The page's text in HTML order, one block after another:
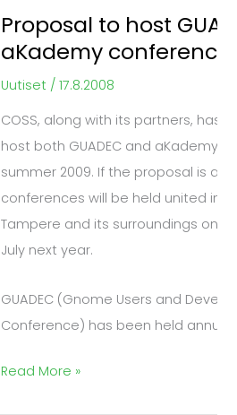
Proposal to host
aKademy
Uutiset / 17.8.2008
COSS, along with its partners, has
host both GUADEC and aKademy
summer 2009. If the proposal is
conferences will be held united in
Tampere and its surroundings on
July next year.
GUADEC (Gnome Users and
Conference) has been held
Proposal
to
and
aKademy
conferences
Read More »